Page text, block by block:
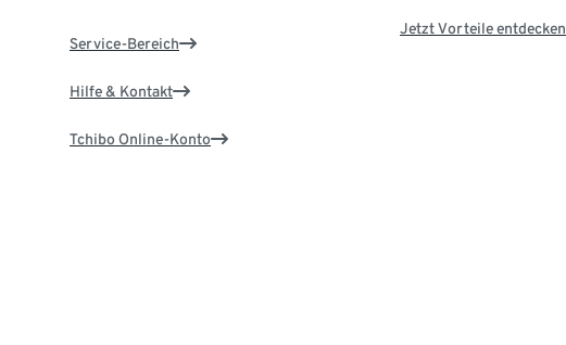
Service-Bereich
Hilfe & Kontakt
Tchibo Online-Konto
Jetzt Vorteile entdecken